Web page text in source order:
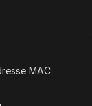
MAC
pour vos
avec des